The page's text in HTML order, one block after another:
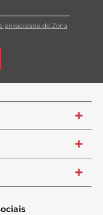
privacidade do Zona
+
+
+